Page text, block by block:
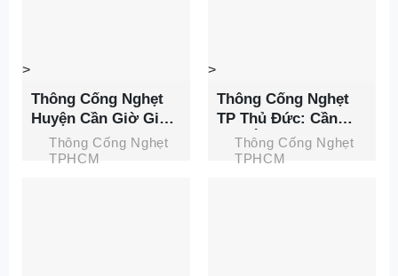
>
Thông Cống Nghẹt
TPHCM
Thông Cống Nghẹt
Huyện Cần Giờ Giá
Rẻ, Phục Vụ 24h,
Cam Kết Sạch Sẽ
>
Thông Cống Nghẹt
TPHCM
Thông Cống Nghẹt
TP Thủ Đức: Cần
Chú Ý Những Điều
Sau